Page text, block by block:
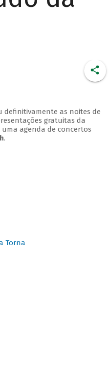
definitivamente as noites de
gratuitas da
agenda de concertos
.
Torna